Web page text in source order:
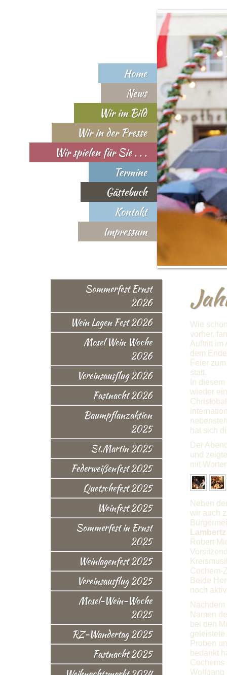
Home
News
Wir im Bild
Wir in der Presse
Wir spielen für Sie . . .
Termine
Gästebuch
Kontakt
Impressum
Sommerfest Ernst
2026
Wein Lagen Fest 2026
Mosel Wein Woche
2026
Vereinsausflug 2026
Fastnacht 2026
Baumpflanzaktion
2025
St.Martin 2025
Federweißenfest 2025
Quetschefest 2025
Weinfest 2025
Sommerfest in Ernst
2025
Weinlagenfest 2025
Vereinsausflug 2025
Mosel-Wein-Woche
2025
RZ-Wandertag 2025
Fastnacht 2025
Wie
vorher,
Auftritt im
dem
Feier
statt.
In
wieder
hat sich
Der
und
mit
Neben
wir auch
Lambertz
Robert
Cochem-
Beide
noch
Namen
bei den
Proben
bedankt
Cochems
Wolfgang